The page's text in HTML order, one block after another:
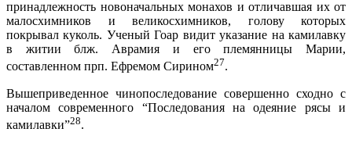
принадлежность новоначальных монахов и отличавшая их от
малосхимников и великосхимников, голову которых
покрывал куколь. Ученый Гоар видит указание на камилавку
в житии блж. Аврамия и его племянницы Марии,
составленном прп. Ефремом Сирином27.
Вышеприведенное чинопоследование совершенно сходно с
началом современного “Последования на одеяние рясы и
камилавки”28.